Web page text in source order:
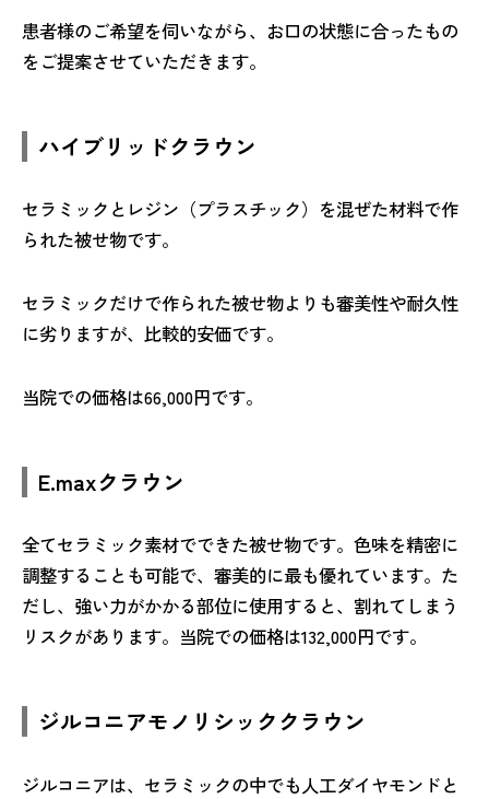
患者様のご希望を伺いながら、お口の状態に合ったもの
をご提案させていただきます。
ハイブリッドクラウン
セラミックとレジン（プラスチック）を混ぜた材料で作
られた被せ物です。
セラミックだけで作られた被せ物よりも審美性や耐久性
に劣りますが、比較的安価です。
当院での価格は66,000円です。
E.maxクラウン
全てセラミック素材でできた被せ物です。色味を精密に
調整することも可能で、審美的に最も優れています。た
だし、強い力がかかる部位に使用すると、割れてしまう
リスクがあります。当院での価格は132,000円です。
ジルコニアモノリシッククラウン
ジルコニアは、セラミックの中でも人工ダイヤモンドと